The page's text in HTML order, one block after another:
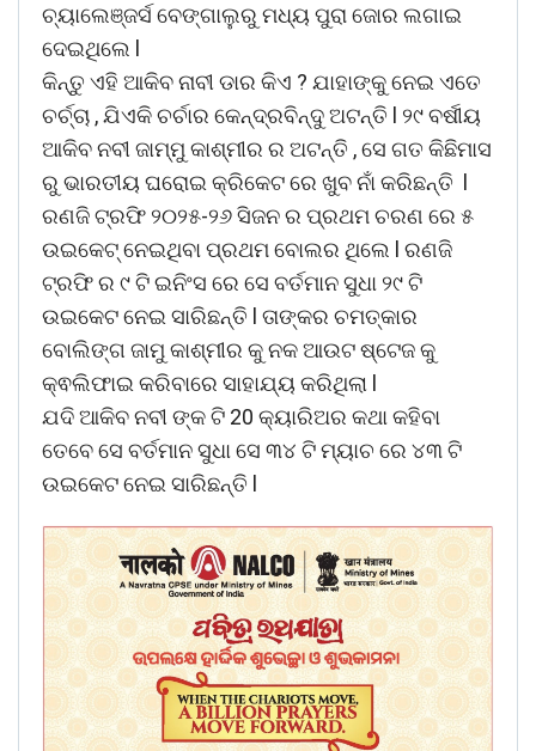
ଚ୍ୟାଲେଞ୍ଜର୍ସ ବେଙ୍ଗାଲୁରୁ ମଧ୍ୟ ପୁରା ଜୋର ଲଗାଇ
ଦେଇଥିଲେ l
କିନ୍ତୁ ଏହି ଆକିବ ନାବୀ ଡାର କିଏ ? ଯାହାଙ୍କୁ ନେଇ ଏତେ
ଚର୍ଚ୍ଚା , ଯିଏକି ଚର୍ଚାର କେନ୍ଦ୍ରବିନ୍ଦୁ ଅଟନ୍ତି l ୨୯ ବର୍ଷୀୟ
ଆକିବ ନବୀ ଜାମ୍ମୁ କାଶ୍ମୀର ର ଅଟନ୍ତି , ସେ ଗତ କିଛିମାସ
ରୁ ଭାରତୀୟ ଘରୋଇ କ୍ରିକେଟ ରେ ଖୁବ ନାଁ କରିଛନ୍ତି l
ରଣଜି ଟ୍ରଫି ୨୦୨୫-୨୬ ସିଜନ ର ପ୍ରଥମ ଚରଣ ରେ ୫
ଉଇକେଟ୍ ନେଇଥିବା ପ୍ରଥମ ବୋଲର ଥିଲେ l ରଣଜି
ଟ୍ରଫି ର ୯ ଟି ଇନିଂସ ରେ ସେ ବର୍ତମାନ ସୁଧା ୨୯ ଟି
ଉଇକେଟ ନେଇ ସାରିଛନ୍ତି l ତାଙ୍କର ଚମତ୍କାର
ବୋଲିଙ୍ଗ ଜାମୁ କାଶ୍ମୀର କୁ ନକ ଆଉଟ ଷ୍ଟେଜ କୁ
କ୍ଵଲିଫାଇ କରିବାରେ ସାହାଯ୍ୟ କରିଥିଲା l
ଯଦି ଆକିବ ନବୀ ଙ୍କ ଟି 20 କ୍ୟାରିଅର କଥା କହିବା
ତେବେ ସେ ବର୍ତମାନ ସୁଧା ସେ ୩୪ ଟି ମ୍ୟାଚ ରେ ୪୩ ଟି
ଉଇକେଟ ନେଇ ସାରିଛନ୍ତି l